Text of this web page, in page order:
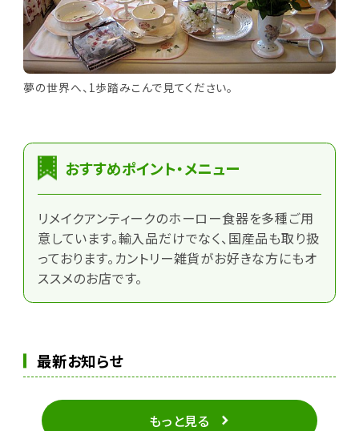
夢の世界へ、1歩踏みこんで見てください。
おすすめポイント・メニュー
リメイクアンティークのホーロー食器を多種ご用
意しています。輸入品だけでなく、国産品も取り扱
っております。カントリー雑貨がお好きな方にもオ
ススメのお店です。
最新お知らせ
もっと見る